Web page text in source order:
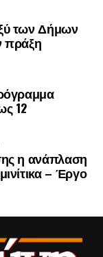
ΣΥΜΒΟΥΛΟΣ
των Δήμων
πράξη
12
η ανάπλαση
– Έργο